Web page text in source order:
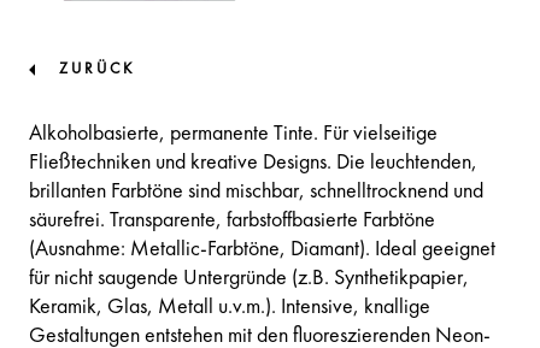
ZURÜCK
Alkoholbasierte, permanente Tinte. Für vielseitige
Fließtechniken und kreative Designs. Die leuchtenden,
brillanten Farbtöne sind mischbar, schnelltrocknend und
säurefrei. Transparente, farbstoffbasierte Farbtöne
(Ausnahme: Metallic-Farbtöne, Diamant). Ideal geeignet
für nicht saugende Untergründe (z.B. Synthetikpapier,
Keramik, Glas, Metall u.v.m.). Intensive, knallige
Gestaltungen entstehen mit den fluoreszierenden Neon-